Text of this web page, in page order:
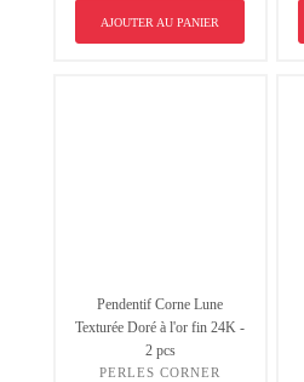
AJOUTER AU PANIER
Pendentif Corne Lune
Texturée Doré à l'or fin 24K -
2 pcs
PERLES CORNER